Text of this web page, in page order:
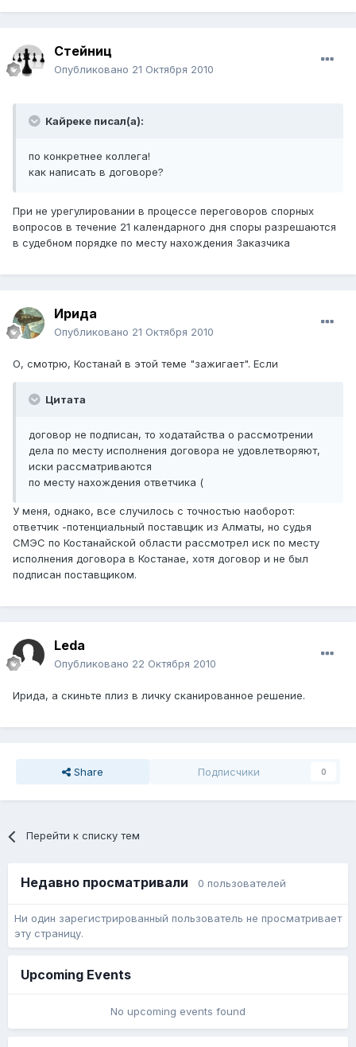
Стейниц
Опубликовано 21 Октября 2010
Кайреке писал(а):
по конкретнее коллега!
как написать в договоре?
При не урегулировании в процессе переговоров спорных
вопросов в течение 21 календарного дня споры разрешаются
в судебном порядке по месту нахождения Заказчика
Ирида
Опубликовано 21 Октября 2010
О, смотрю, Костанай в этой теме "зажигает". Если
Цитата
договор не подписан, то ходатайства о рассмотрении
дела по месту исполнения договора не удовлетворяют,
иски рассматриваются
по месту нахождения ответчика (
У меня, однако, все случилось с точностью наоборот:
ответчик -потенциальный поставщик из Алматы, но судья
СМЭС по Костанайской области рассмотрел иск по месту
исполнения договора в Костанае, хотя договор и не был
подписан поставщиком.
Leda
Опубликовано 22 Октября 2010
Ирида, а скиньте плиз в личку сканированное решение.
Share Подписчики 0
Перейти к списку тем
Недавно просматривали 0 пользователей
Ни один зарегистрированный пользователь не просматривает
эту страницу.
Upcoming Events
No upcoming events found